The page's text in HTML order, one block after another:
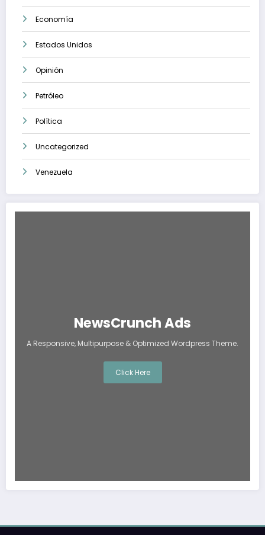
Economía
Estados Unidos
Opinión
Petróleo
Política
Uncategorized
Venezuela
NewsCrunch Ads
A Responsive, Multipurpose & Optimized Wordpress Theme.
Click Here